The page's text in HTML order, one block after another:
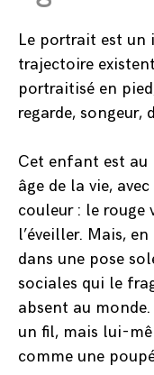
Le portrait est un
trajectoire
portraitisé en
regarde, songeur,
Cet enfant est au
âge de la vie,
couleur : le
l’éveiller. Mais,
dans une pose
sociales qui le
absent au
un fil, mais lui-
comme une